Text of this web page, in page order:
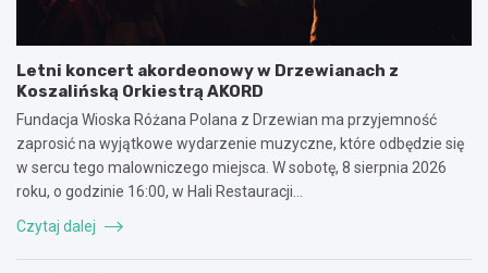
Letni koncert akordeonowy w Drzewianach z
Koszalińską Orkiestrą AKORD
Fundacja Wioska Różana Polana z Drzewian ma przyjemność
zaprosić na wyjątkowe wydarzenie muzyczne, które odbędzie się
w sercu tego malowniczego miejsca. W sobotę, 8 sierpnia 2026
roku, o godzinie 16:00, w Hali Restauracji…
Czytaj dalej